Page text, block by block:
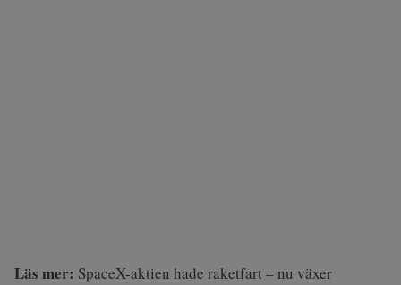
Läs mer: SpaceX-aktien hade raketfart – nu växer